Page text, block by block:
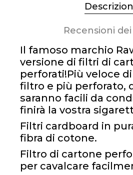
Recensioni
Il famoso marchio
versione di filtri di
perforati!Più veloce
filtro e più perforato,
saranno facili da
finirà la vostra
Filtri cardboard in
fibra di cotone.
Filtro di cartone
per cavalcare